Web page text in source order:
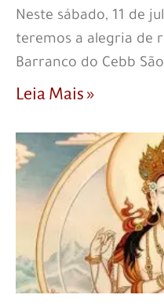
Neste sábado, 11 de
teremos a alegria de
Barranco do Cebb
Leia Mais »